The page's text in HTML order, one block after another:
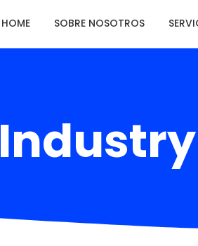
HOME SOBRE NOSOTROS